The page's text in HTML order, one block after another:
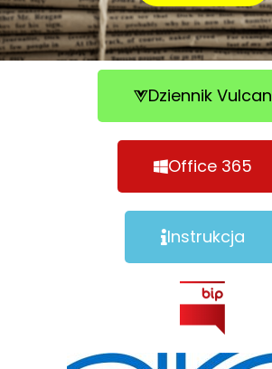
Dziennik Vulcan
Office 365
Instrukcja